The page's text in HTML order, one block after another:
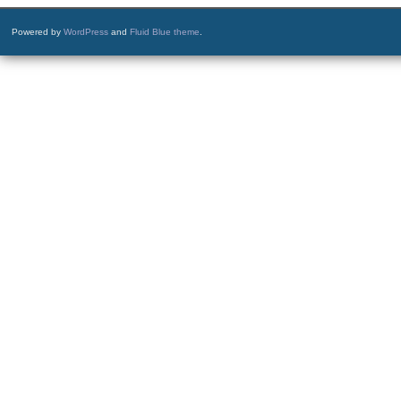
Powered by WordPress and Fluid Blue theme